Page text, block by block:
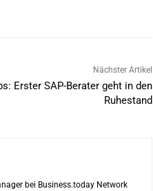
Nächster Artikel
Erster SAP-Berater geht in den
Ruhestand
bei Business.today Network